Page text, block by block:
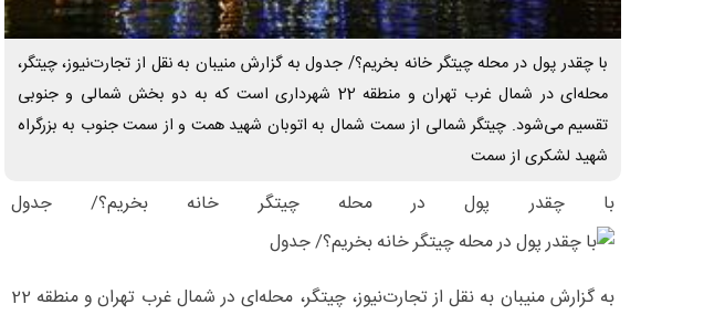
با چقدر پول در محله چیتگر خانه بخریم؟/ جدول به گزارش منیبان به نقل از تجارت‌نیوز، چیتگر،
محله‌ای در شمال غرب تهران و منطقه 22 شهرداری است که به دو بخش شمالی و جنوبی
تقسیم می‌شود. چیتگر شمالی از سمت شمال به اتوبان شهید همت و از سمت جنوب به بزرگراه
شهید لشکری از سمت
با چقدر پول در محله چیتگر خانه بخریم؟/ جدول
به گزارش منیبان به نقل از تجارت‌نیوز، چیتگر، محله‌ای در شمال غرب تهران و منطقه 22